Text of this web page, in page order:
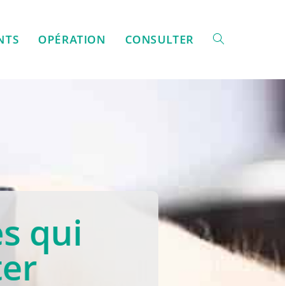
OPÉRATION CONSULTER
qui